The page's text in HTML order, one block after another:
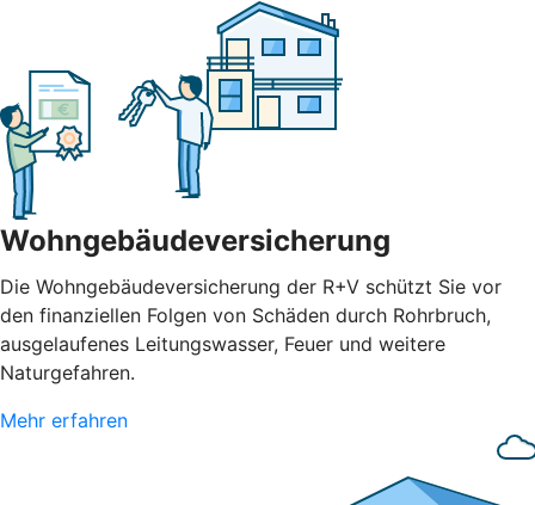
Wohngebäudeversicherung
Die Wohngebäudeversicherung der R+V schützt Sie vor
den finanziellen Folgen von Schäden durch Rohrbruch,
ausgelaufenes Leitungswasser, Feuer und weitere
Naturgefahren.
Mehr erfahren